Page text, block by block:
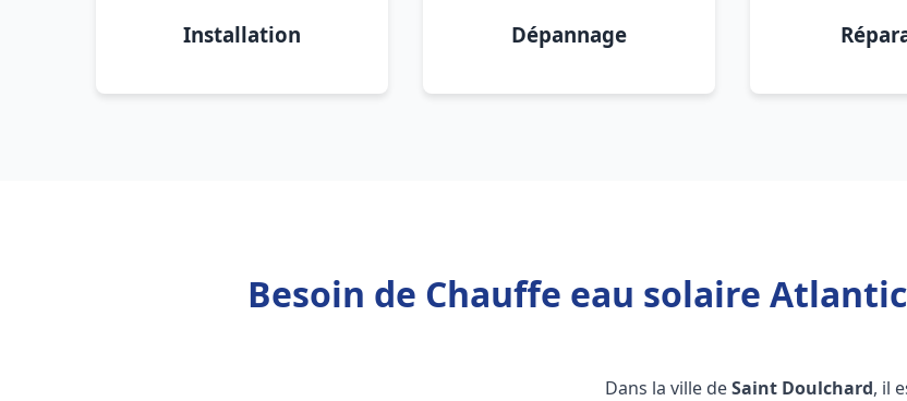
Installation Dépannage
Besoin de Chauffe eau solaire
Dans la ville deSaint Doulchard, il